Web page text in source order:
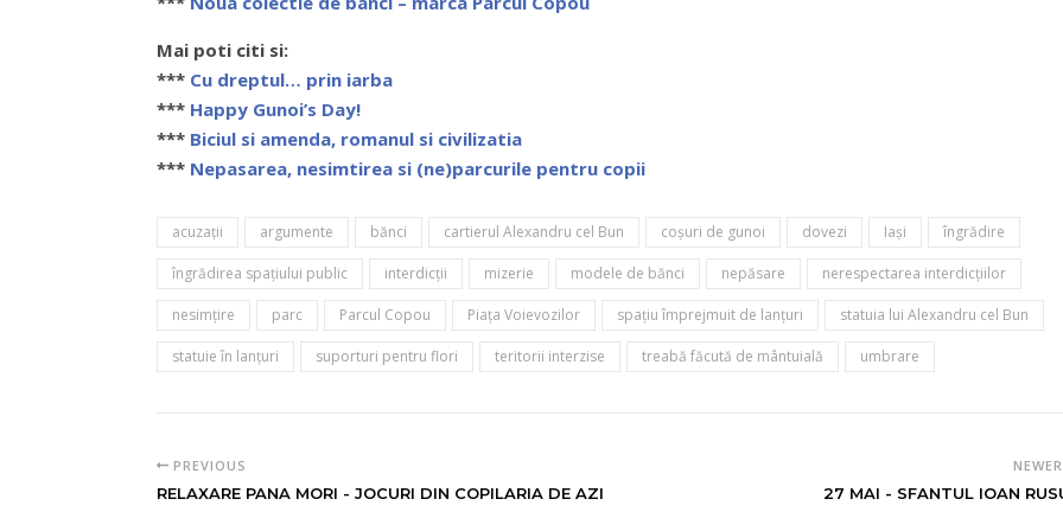
Mai poti citi si:
*** Cu dreptul… prin iarba
*** Happy Gunoi’s Day!
*** Biciul si amenda, romanul si civilizatia
*** Nepasarea, nesimtirea si (ne)parcurile pentru copii
acuzaţii argumente bănci cartierul Alexandru cel Bun coşuri de gunoi dovezi Iaşi îngrădire
îngrădirea spaţiului public interdicţii mizerie modele de bănci nepăsare nerespectarea interdicţiilor
nesimţire parc Parcul Copou Piaţa Voievozilor spaţiu împrejmuit de lanţuri statuia lui Alexandru cel Bun
statuie în lanţuri suporturi pentru flori teritorii interzise treabă făcută de mântuială umbrare
PREVIOUS
RELAXARE PANA MORI - JOCURI DIN COPILARIA DE AZI 27 MAI - SFANTUL IOAN